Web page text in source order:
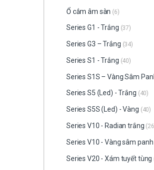
Ổ cắm âm sàn (6)
Series G1 - Trắng (37)
Series G3 – Trắng (34)
Series S1 - Trắng (40)
Series S1S – Vàng Sâm
Series S5 (Led) - Trắng (40)
Series S5S (Led) - Vàng (40)
Series V10 - Radian trắng
Series V10 - Vàng sâm panh
Series V20 - Xám tuyết tùng